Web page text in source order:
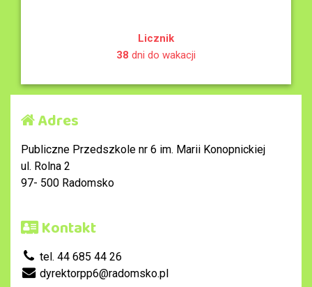
Licznik
38 dni do wakacji
Adres
Publiczne Przedszkole nr 6 im. Marii Konopnickiej
ul. Rolna 2
97- 500 Radomsko
Kontakt
tel. 44 685 44 26
dyrektorpp6@radomsko.pl